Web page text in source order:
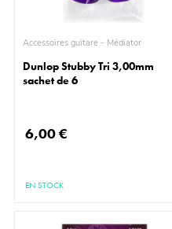
Accessoires guitare - Médiator
Dunlop Stubby Tri 3,00mm
sachet de 6
6,00 €
EN STOCK